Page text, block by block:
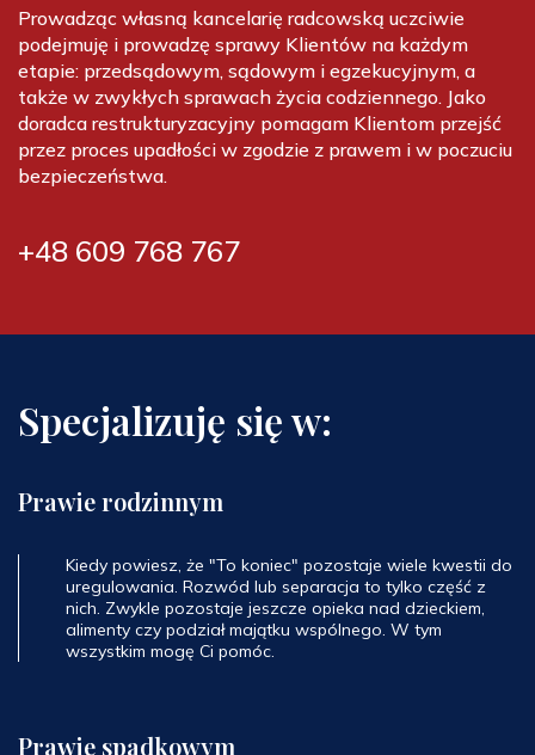
Prowadząc własną kancelarię radcowską uczciwie
podejmuję i prowadzę sprawy Klientów na każdym
etapie: przedsądowym, sądowym i egzekucyjnym, a
także w zwykłych sprawach życia codziennego. Jako
doradca restrukturyzacyjny pomagam Klientom przejść
przez proces upadłości w zgodzie z prawem i w poczuciu
bezpieczeństwa.
+48 609 768 767
Specjalizuję się w:
Prawie rodzinnym
Kiedy powiesz, że "To koniec" pozostaje wiele kwestii do
uregulowania. Rozwód lub separacja to tylko część z
nich. Zwykle pozostaje jeszcze opieka nad dzieckiem,
alimenty czy podział majątku wspólnego. W tym
wszystkim mogę Ci pomóc.
Prawie spadkowym